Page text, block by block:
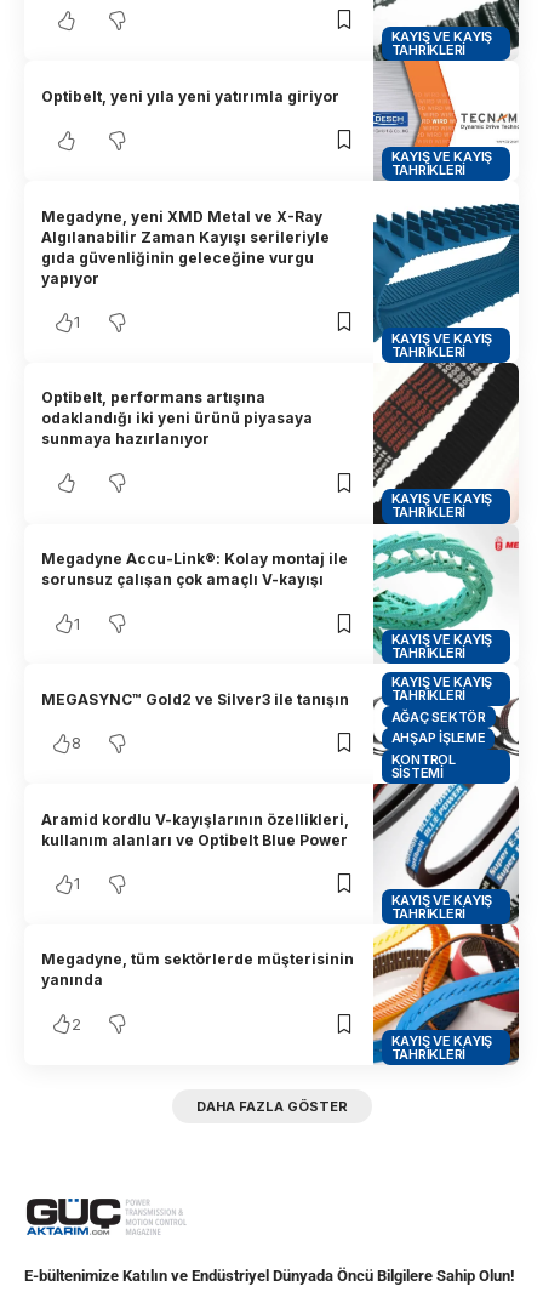
KAYIŞ VE KAYIŞ
TAHRIKLERI
KAYIŞ VE KAYIŞ
TAHRIKLERI
Optibelt, yeni yıla yeni yatırımla giriyor
KAYIŞ VE KAYIŞ
TAHRIKLERI
Megadyne, yeni XMD Metal ve X-Ray
Algılanabilir Zaman Kayışı serileriyle
gıda güvenliğinin geleceğine vurgu
yapıyor
1
KAYIŞ VE KAYIŞ
TAHRIKLERI
Optibelt, performans artışına
odaklandığı iki yeni ürünü piyasaya
sunmaya hazırlanıyor
KAYIŞ VE KAYIŞ
TAHRIKLERI
Megadyne Accu-Link®: Kolay montaj ile
sorunsuz çalışan çok amaçlı V-kayışı
1
KAYIŞ VE KAYIŞ
TAHRIKLERI
AĞAÇ SEKTÖR
AHŞAP İŞLEME
KONTROL
SISTEMI
MEGASYNC™ Gold2 ve Silver3 ile tanışın
8
KAYIŞ VE KAYIŞ
TAHRIKLERI
Aramid kordlu V-kayışlarının özellikleri,
kullanım alanları ve Optibelt Blue Power
1
KAYIŞ VE KAYIŞ
TAHRIKLERI
Megadyne, tüm sektörlerde müşterisinin
yanında
2
DAHA FAZLA GÖSTER
E-bültenimize Katılın ve Endüstriyel Dünyada Öncü Bilgilere Sahip Olun!